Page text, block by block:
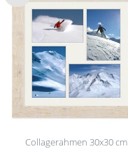
Wu
nsc
e
Collagerahmen 30x30 cm